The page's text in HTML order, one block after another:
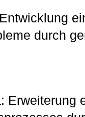
durch
Erweiterung